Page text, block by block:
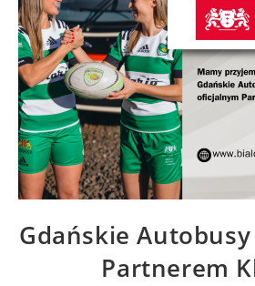
Gdańskie
Partnerem